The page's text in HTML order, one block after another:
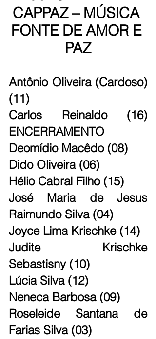
CAPPAZ – MÚSICA
FONTE DE AMOR E
PAZ
Antônio Oliveira (Cardoso)
(11)
Carlos Reinaldo (16)
ENCERRAMENTO
Deomídio Macêdo (08)
Dido Oliveira (06)
Hélio Cabral Filho (15)
José Maria de Jesus
Raimundo Silva (04)
Joyce Lima Krischke (14)
Judite Krischke
Sebastisny (10)
Lúcia Silva (12)
Neneca Barbosa (09)
Roseleide Santana de
Farias Silva (03)